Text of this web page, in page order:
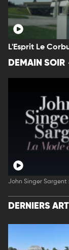
L'Esprit Le
DEMAIN SOIR
John Singer
DERNIERS